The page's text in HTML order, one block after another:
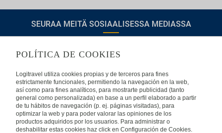
SEURAA MEITÄ SOSIAALISESSA MEDIASSA
TIETOA LOGITRAVELISTA
Usein kysyttyjä kysymyksiä Ota yhteyttä
KÄYTTÖEHDOT
Oikeudellinen huomautus Yleiset valmismatkaehdot
POLÍTICA DE COOKIES
Logitravel utiliza cookies propias y de terceros para fines
estrictamente funcionales, permitiendo la navegación en la web,
así como para fines analíticos, para mostrarte publicidad (tanto
general como personalizada) en base a un perfil elaborado a partir
de tu hábitos de navegación (p. ej. páginas visitadas), para
optimizar la web y para poder valorar las opiniones de los
productos adquiridos por los usuarios. Para administrar o
deshabilitar estas cookies haz click en Configuración de Cookies.